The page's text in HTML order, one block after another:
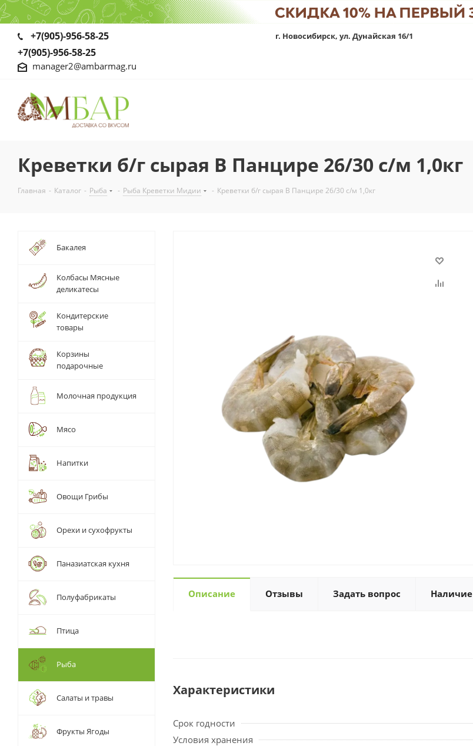
+7(905)-956-58-25
+7(905)-956-58-25
manager2@ambarmag.ru
г. Новосибирск, ул. Дунайская 16/1
Креветки б/г сырая В Панцире 26/30 с/м 1,0кг
Главная - Каталог - Рыба - Рыба Креветки Мидии - Креветки б/г сырая В Панцире 26/30 с/м 1,0кг
Описание Отзывы Задать вопрос Наличие
Характеристики
Срок годности
Условия хранения
Бакалея
Колбасы Мясные
деликатесы
Кондитерские
товары
Корзины
подарочные
Молочная продукция
Мясо
Напитки
Овощи Грибы
Орехи и сухофрукты
Паназиатская кухня
Полуфабрикаты
Птица
Рыба
Салаты и травы
Фрукты Ягоды